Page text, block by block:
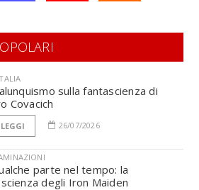
sulla fantascienza di
Covacich
LEGGI 26/07/2026
parte nel tempo: la
degli Iron Maiden